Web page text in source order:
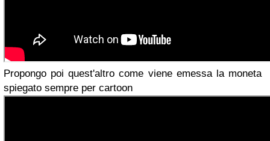
Propongo poi quest'altro come viene emessa la moneta
spiegato sempre per cartoon